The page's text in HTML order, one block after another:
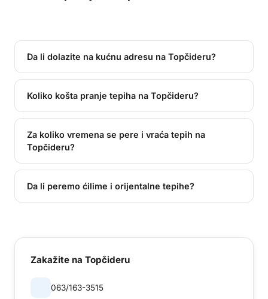
Da li dolazite na kućnu adresu na Topčideru?
Koliko košta pranje tepiha na Topčideru?
Za koliko vremena se pere i vraća tepih na
Topčideru?
Da li peremo ćilime i orijentalne tepihe?
Zakažite na Topčideru
063/163-3515